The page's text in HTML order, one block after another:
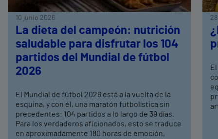
10 junio 2026
La dieta del campeón: nutrición
saludable para disfrutar los 104
partidos del Mundial de fútbol
2026
El Mundial de fútbol 2026 está a la vuelta de la
esquina, y con él, una maratón futbolística sin
precedentes: 104 partidos a lo largo de 39 días.
Para los verdaderos aficionados, esto se traduce
en aproximadamente 180 horas de emoción,